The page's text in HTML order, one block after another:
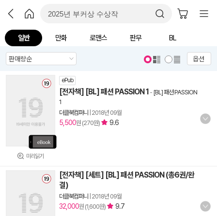
일반 만화 로맨스 판무 BL
옵션
미리읽기
ePub
[전자책] [BL] 패션 PASSION 1 - [BL] 패션 PASSION
1
더클북컴퍼니
2018년 09월
5,500원 (270원) 9.6
[전자책] [세트] [BL] 패션 PASSION (총6권/완
결)
더클북컴퍼니 2018년 09월
32,000원 (1,600원) 9.7